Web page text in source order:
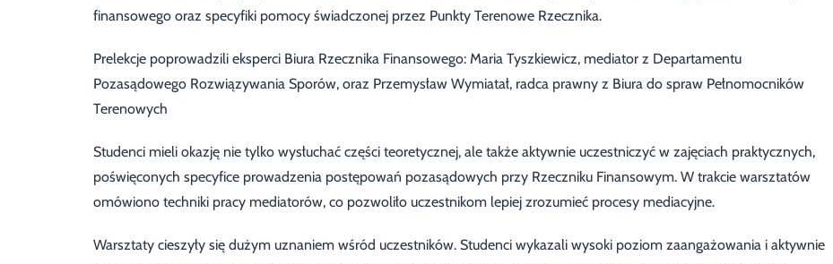
finansowego oraz specyfiki pomocy świadczonej przez Punkty Terenowe Rzecznika.
Prelekcje poprowadzili eksperci Biura Rzecznika Finansowego: Maria Tyszkiewicz, mediator z Departamentu
Pozasądowego Rozwiązywania Sporów, oraz Przemysław Wymiatał, radca prawny z Biura do spraw Pełnomocników
Terenowych
Studenci mieli okazję nie tylko wysłuchać części teoretycznej, ale także aktywnie uczestniczyć w zajęciach praktycznych,
poświęconych specyfice prowadzenia postępowań pozasądowych przy Rzeczniku Finansowym. W trakcie warsztatów
omówiono techniki pracy mediatorów, co pozwoliło uczestnikom lepiej zrozumieć procesy mediacyjne.
Warsztaty cieszyły się dużym uznaniem wśród uczestników. Studenci wykazali wysoki poziom zaangażowania i aktywnie